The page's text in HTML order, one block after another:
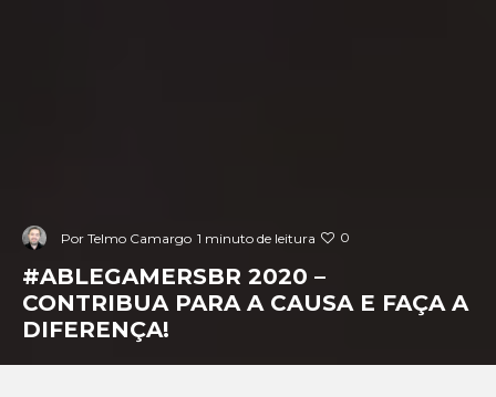
Por Telmo Camargo 1 minuto de leitura 0
#ABLEGAMERSBR 2020 –
CONTRIBUA PARA A CAUSA E FAÇA A
DIFERENÇA!